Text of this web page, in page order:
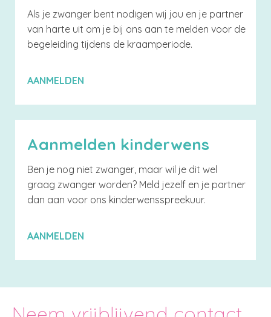
Als je zwanger bent nodigen wij jou en je partner
van harte uit om je bij ons aan te melden voor de
begeleiding tijdens de kraamperiode.
AANMELDEN
Aanmelden kinderwens
Ben je nog niet zwanger, maar wil je dit wel
graag zwanger worden? Meld jezelf en je partner
dan aan voor ons kinderwensspreekuur.
AANMELDEN